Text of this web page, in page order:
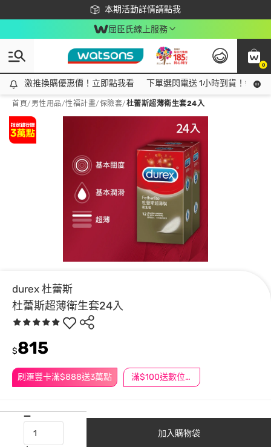
本期活動詳情請點我
下載app最高回饋$350
屈臣氏線上服務
0
激推換購優惠價！立即點我看
激推換購優惠價！立即點我看 下單選閃電送 1小時到貨！領神
首頁/ 男性用品/性福計畫/保險套/杜蕾斯超薄衛生套24入
durex 杜蕾斯
杜蕾斯超薄衛生套24入
刷滙豐卡滿$888送3萬點 滿$100送數位印花
$815
加入購物袋